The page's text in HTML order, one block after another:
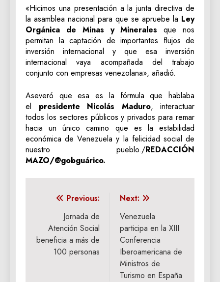
«Hicimos una presentación a la junta directiva de
la asamblea nacional para que se apruebe la Ley
Orgánica de Minas y Mineralesque nos
permitan la captación de importantes flujos de
inversión internacional y que esa inversión
internacional vaya acompañada del trabajo
conjunto con empresas venezolana», añadió.
Aseveró que esa es la fórmula que hablaba
el presidente Nicolás Maduro, interactuar
todos los sectores públicos y privados para remar
hacia un único camino que es la estabilidad
económica de Venezuela y la felicidad social de
nuestro pueblo./REDACCIÓN
MAZO/@gobguárico.
Navegación
entradas
Previous:
Jornada de
Atención Social
beneficia a más de
100 personas
Next:
Venezuela
participa en la XIII
Conferencia
Iberoamericana de
Ministros de
Turismo en España